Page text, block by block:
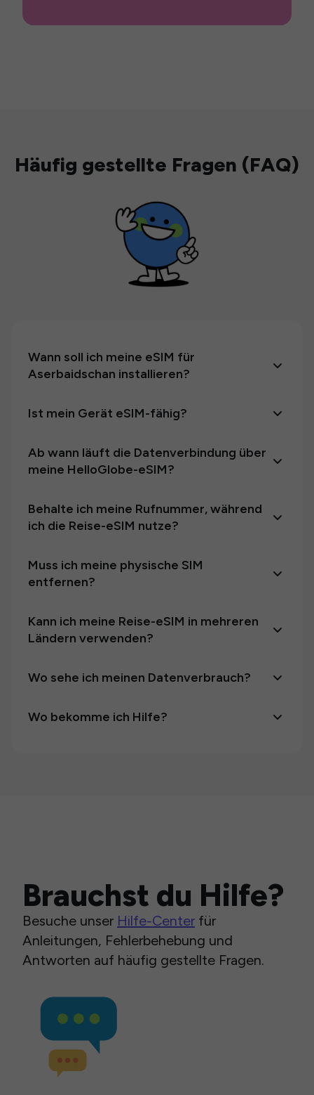
Häufig gestellte Fragen (FAQ)
Wann soll ich meine eSIM für
Aserbaidschan installieren?
Ist mein Gerät eSIM-fähig?
Ab wann läuft die Datenverbindung über
meine HelloGlobe-eSIM?
Behalte ich meine Rufnummer, während
ich die Reise-eSIM nutze?
Muss ich meine physische SIM
entfernen?
Kann ich meine Reise-eSIM in mehreren
Ländern verwenden?
Wo sehe ich meinen Datenverbrauch?
Wo bekomme ich Hilfe?
Brauchst du Hilfe?
Besuche unser Hilfe-Center für
Anleitungen, Fehlerbehebung und
Antworten auf häufig gestellte Fragen.